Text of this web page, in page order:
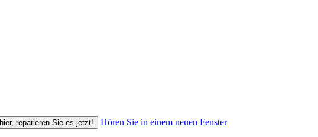
reparieren Sie es jetzt! Hören Sie in einem neuen Fenster